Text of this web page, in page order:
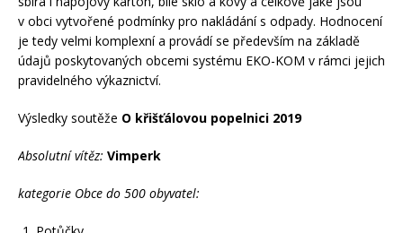
v obci vytvořené podmínky pro nakládání s odpady. Hodnocení
je tedy velmi komplexní a provádí se především na základě
údajů poskytovaných obcemi systému EKO-KOM v rámci jejich
pravidelného výkaznictví.
Výsledky soutěže O křišťálovou popelnici 2019
Absolutní vítěz: Vimperk
kategorie Obce do 500 obyvatel: